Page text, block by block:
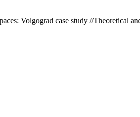
Volgograd case study //Theoretical